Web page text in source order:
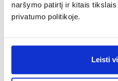
naršymo patirtį ir kitais
privatumo politikoje.
Leisti
svyravimais: kainai kylant,
krentant – kyla, todėl itin
ne tik apie dosnumą, bet ir apie
ateities. Skaičiuojant taip pat
būsimus dividendus, siekiant